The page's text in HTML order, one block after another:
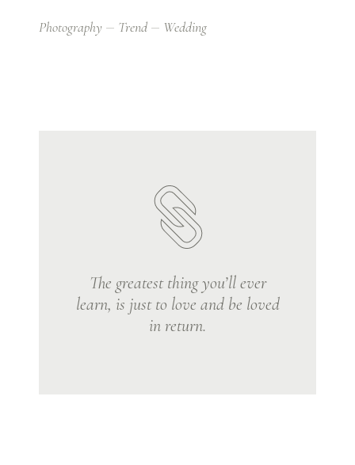
Photography Trend Wedding
The greatest thing you’ll ever
learn, is just to love and be loved
in return.